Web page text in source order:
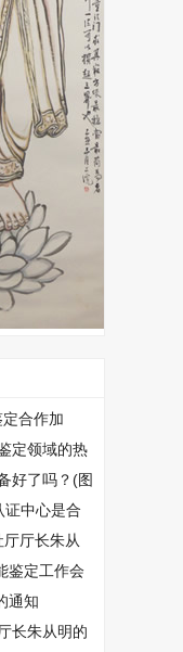
合作加
定领域的热
好了吗？(图
证中心是合
厅长朱从
鉴定工作会
通知
长朱从明的